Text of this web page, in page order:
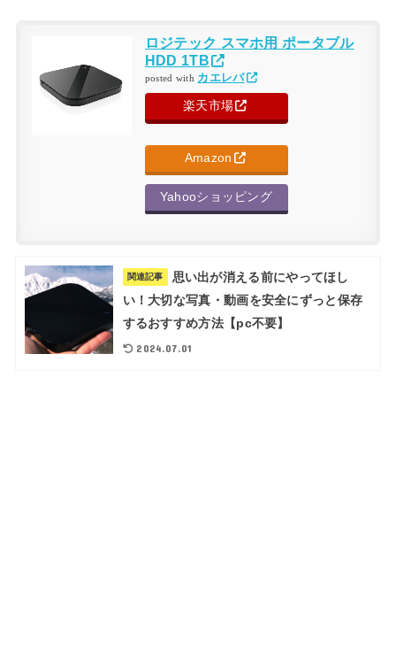
ロジテック スマホ用 ポータブル
HDD 1TB
posted with カエレバ
楽天市場
Amazon
Yahooショッピング
関連記事
思い出が消える前にやってほし
い！大切な写真・動画を安全にずっと保存
するおすすめ方法【pc不要】
2024.07.01